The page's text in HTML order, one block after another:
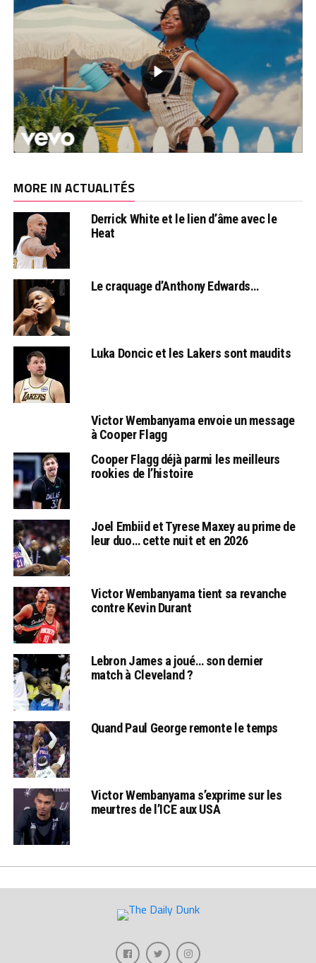
MORE IN ACTUALITÉS
Derrick White et le lien d’âme avec le
Heat
Le craquage d’Anthony Edwards…
Luka Doncic et les Lakers sont maudits
Victor Wembanyama envoie un message
à Cooper Flagg
Cooper Flagg déjà parmi les meilleurs
rookies de l’histoire
Joel Embiid et Tyrese Maxey au prime de
leur duo… cette nuit et en 2026
Victor Wembanyama tient sa revanche
contre Kevin Durant
Lebron James a joué… son dernier
match à Cleveland ?
Quand Paul George remonte le temps
Victor Wembanyama s’exprime sur les
meurtres de l’ICE aux USA